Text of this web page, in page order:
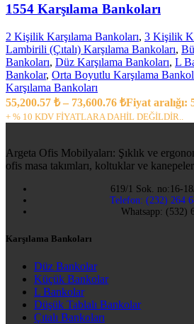
1554 Karşılama Bankoları
2 Kişilik Karşılama Bankoları, 3 Kişilik
Lambirili (Çıtalı) Karşılama Bankoları,
Bankoları, Düz Karşılama Bankoları, L
Bankolar, Orta Boyutlu Karşılama
Karşılama Bankoları
55,200.57 ₺ – 73,600.76 ₺Fiyat aralığı:
+ % 10 KDV FİYATLARA DAHİL DEĞİLDİR..
Argeta Ofis Mobilyaları: Şıklık ve
ofis masa takımları, koltuklar ve
619/1 Sok. no:16-
Telefon: (232) 264
Whatsapp: (532)
Karşılama Bankoları
Düz Bankolar
Küçük Bankolar
L Bankolar
Düşük Tablalı Bankolar
Çıtalı Bankoları